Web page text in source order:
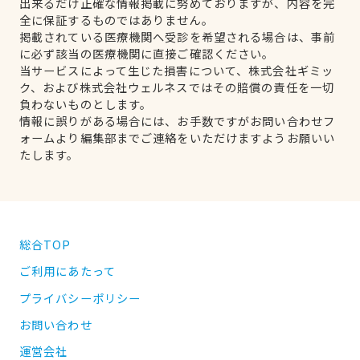
全に保証するものではありません。
掲載されている医療機関へ受診を希望される場合は、事前
に必ず該当の医療機関に直接ご確認ください。
当サービスによって生じた損害について、株式会社ギミッ
ク、および株式会社ウェルネスではその賠償の責任を一切
負わないものとします。
情報に誤りがある場合には、お手数ですがお問い合わせフ
ォームより編集部までご連絡をいただけますようお願いい
たします。
総合TOP
ご利用にあたって
プライバシーポリシー
お問い合わせ
運営会社